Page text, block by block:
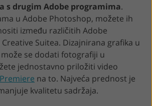
s drugim Adobe programima.
u Adobe Photoshop, možete ih
između različitih Adobe
Suitea. Dizajnirana grafika u
se dodati fotografiji u
jednostavno priložiti video
na to. Najveća prednost je
kvalitetu sadržaja.